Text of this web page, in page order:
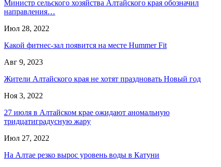
Министр сельского хозяйства Алтайского края обозначил
направления…
Июл 28, 2022
Какой фитнес-зал появится на месте Hummer Fit
Авг 9, 2023
Жители Алтайского края не хотят праздновать Новый год
Ноя 3, 2022
27 июля в Алтайском крае ожидают аномальную
тридцатиградусную жару
Июл 27, 2022
На Алтае резко вырос уровень воды в Катуни